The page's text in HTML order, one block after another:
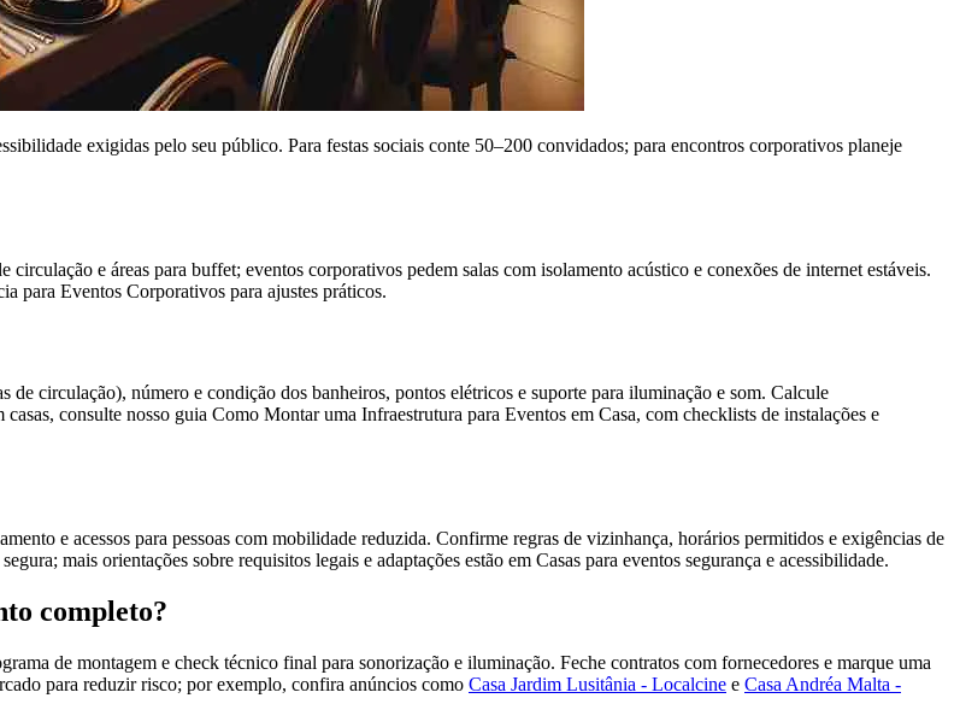
exigidas pelo seu público. Para festas sociais conte 50–200 convidados; para encontros corporativos planeje
e áreas para buffet; eventos corporativos pedem salas com isolamento acústico e conexões de internet estáveis.
para Eventos Corporativos para ajustes práticos.
de circulação), número e condição dos banheiros, pontos elétricos e suporte para iluminação e som. Calcule
consulte nosso guia Como Montar uma Infraestrutura para Eventos em Casa, com checklists de instalações e
e acessos para pessoas com mobilidade reduzida. Confirme regras de vizinhança, horários permitidos e exigências de
mais orientações sobre requisitos legais e adaptações estão em Casas para eventos segurança e acessibilidade.
completo?
de montagem e check técnico final para sonorização e iluminação. Feche contratos com fornecedores e marque uma
para reduzir risco; por exemplo, confira anúncios como Casa Jardim Lusitânia - Localcine e Casa Andréa Malta -